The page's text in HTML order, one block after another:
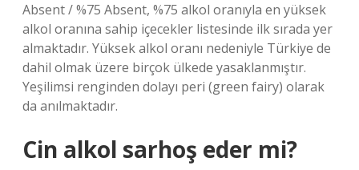
Absent / %75 Absent, %75 alkol oranıyla en yüksek
alkol oranına sahip içecekler listesinde ilk sırada yer
almaktadır. Yüksek alkol oranı nedeniyle Türkiye de
dahil olmak üzere birçok ülkede yasaklanmıştır.
Yeşilimsi renginden dolayı peri (green fairy) olarak
da anılmaktadır.
Cin alkol sarhoş eder mi?